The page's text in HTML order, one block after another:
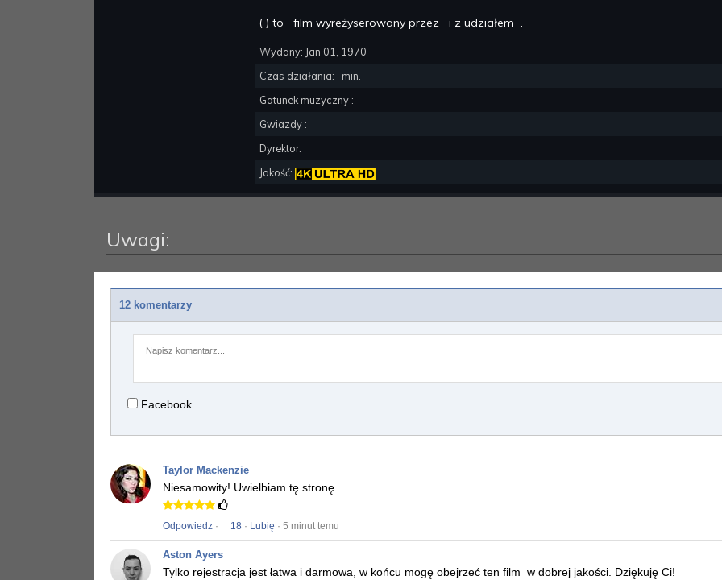
( ) to film wyreżyserowany przez i z udziałem .
Wydany: Jan 01, 1970
Czas działania:
min.
Gatunek muzyczny :
Gwiazdy :
Dyrektor:
Jakość:
Uwagi:
12 komentarzy
Facebook
Taylor Mackenzie
Niesamowity! Uwielbiam tę stronę
Odpowiedz · 18 · Lubię · 5 minut temu
Aston Ayers
Tylko rejestracja jest łatwa i darmowa, w końcu mogę obejrzeć ten film w dobrej jakości. Dziękuję Ci!